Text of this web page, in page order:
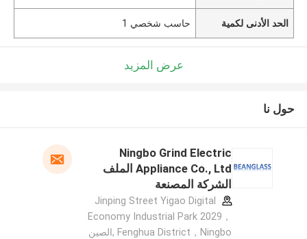
الحد الأدنى لكمية حاسب شخصي 1
عرض المزيد
حول نا
Ningbo Grind Electric
Appliance Co., Ltd الملف
الشركة المصنعة
Jinping Street Yigao Digital
Economy Industrial Park 2029，
Fenghua District，Ningbo ,الصين